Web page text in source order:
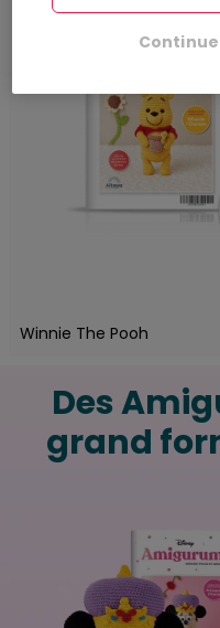
Winnie The Pooh
Des
grand